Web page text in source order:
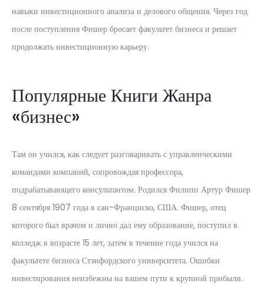
навыки инвестиционного анализа и делового общения. Через год
после поступления Фишер бросает факультет бизнеса и решает
продолжать инвестиционную карьеру.
Популярные Книги Жанра
«бизнес»
Там он учился, как следует разговаривать с управленческими
командами компаний, сопровождая профессора,
подрабатывающего консультантом. Родился Филипп Артур Фишер
8 сентября 1907 года в сан-Франциско, США. Фишер, отец
которого был врачом и лично дал ему образование, поступил в
колледж в возрасте 15 лет, затем в течение года учился на
факультете бизнеса Стэнфордского университета. Ошибки
инвестирования неизбежны на вашем пути к крупной прибыли.